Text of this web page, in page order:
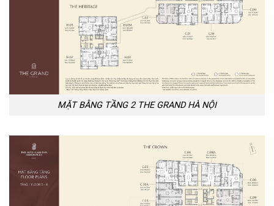
MẶT BẰNG TẦNG 2 THE GRAND HÀ NỘI